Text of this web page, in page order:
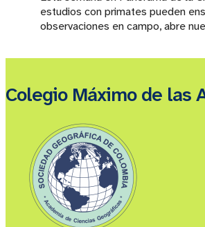
estudios con primates pueden
observaciones en campo, abre
Colegio Máximo de las